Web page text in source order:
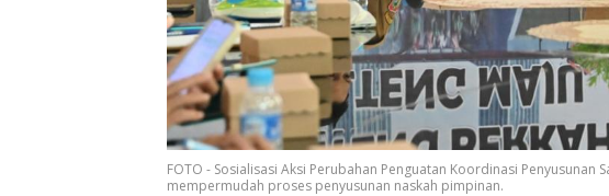
FOTO - Sosialisasi Aksi Perubahan Penguatan Koordinasi Penyusunan
mempermudah proses penyusunan naskah pimpinan.